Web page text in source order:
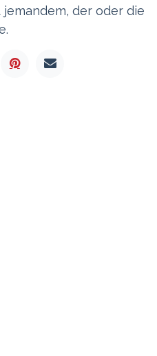
der oder die